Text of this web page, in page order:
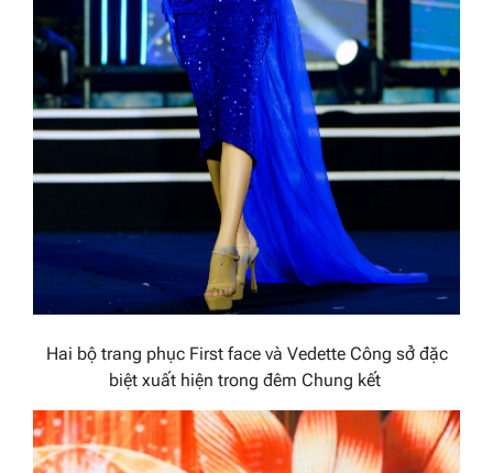
Hai bộ trang phục First face và Vedette Công sở đặc
biệt xuất hiện trong đêm Chung kết